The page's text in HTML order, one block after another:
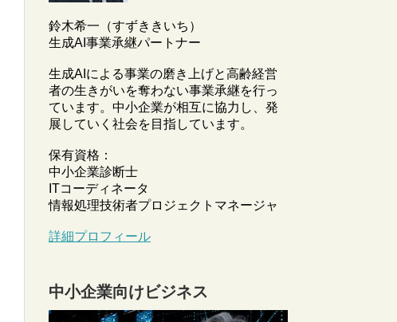
鈴木希一（すずききいち）
生成AI事業承継パートナー
生成AIによる事業の磨き上げと高齢経営
者の生きがいを奪わない事業承継を行っ
ています。中小企業が相互に協力し、発
展していく社会を目指しています。
保有資格：
中小企業診断士
ITコーディネータ
情報処理技術者プロジェクトマネージャ
詳細プロフィール
中小企業向けビジネス